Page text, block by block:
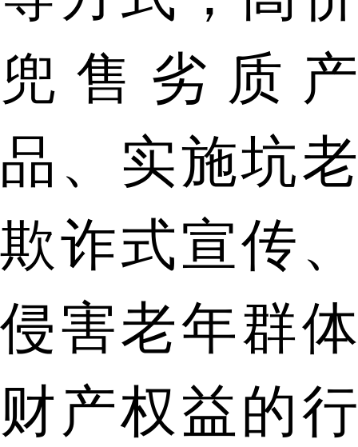
兜售劣质产
品、实施坑老
欺诈式宣传、
侵害老年群体
财产权益的行